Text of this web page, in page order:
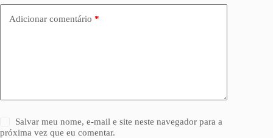
Adicionar comentário *
Salvar meu nome, e-mail e site neste navegador para a
próxima vez que eu comentar.